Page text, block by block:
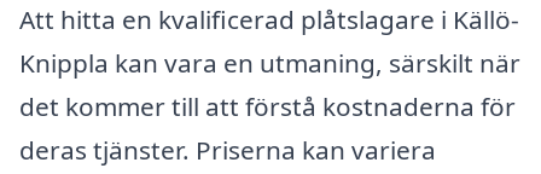
Att hitta en kvalificerad plåtslagare i Källö-
Knippla kan vara en utmaning, särskilt när
det kommer till att förstå kostnaderna för
deras tjänster. Priserna kan variera